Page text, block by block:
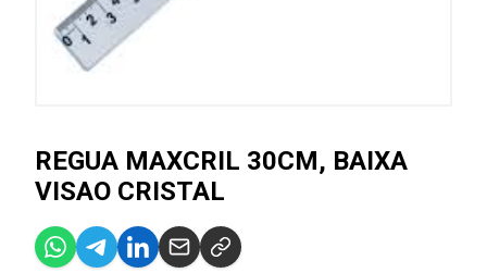
REGUA MAXCRIL 30CM, BAIXA
VISAO CRISTAL